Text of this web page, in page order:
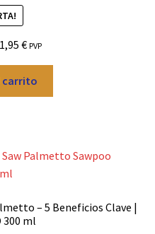
€El
precio
actual
es:
PVP
carrito
– 5 Beneficios Clave |
300 ml